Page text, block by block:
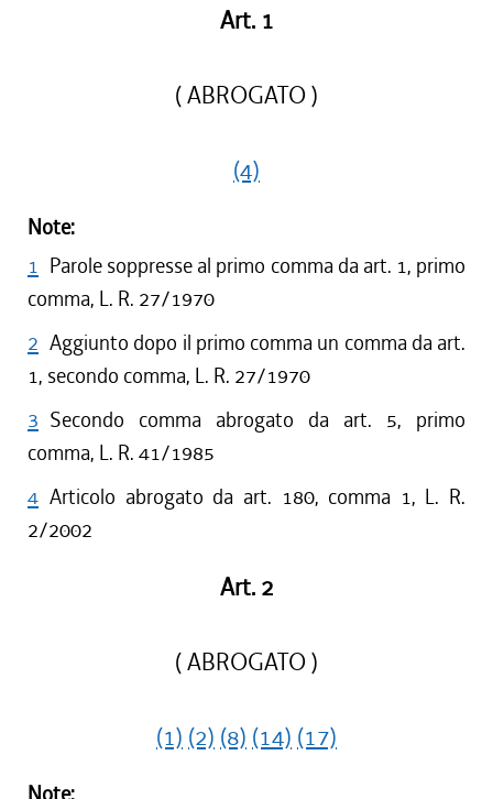
Art. 1
( ABROGATO )
(4)
Note:
1 Parole soppresse al primo comma da art. 1, primo
comma, L. R. 27/1970
2 Aggiunto dopo il primo comma un comma da art.
1, secondo comma, L. R. 27/1970
3 Secondo comma abrogato da art. 5, primo
comma, L. R. 41/1985
4 Articolo abrogato da art. 180, comma 1, L. R.
2/2002
Art. 2
( ABROGATO )
(1) (2) (8) (14) (17)